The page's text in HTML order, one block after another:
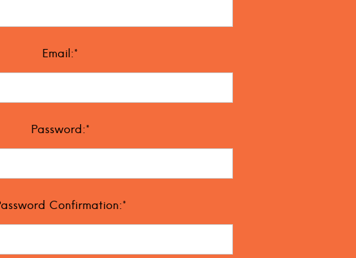
Email:*
Password:*
Confirmation:*